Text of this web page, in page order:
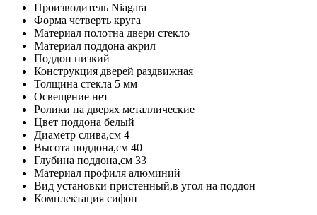
Производитель Niagara
Форма четверть круга
Материал полотна двери стекло
Материал поддона акрил
Поддон низкий
Конструкция дверей раздвижная
Толщина стекла 5 мм
Освещение нет
Ролики на дверях металлические
Цвет поддона белый
Диаметр слива,см 4
Высота поддона,см 40
Глубина поддона,см 33
Материал профиля алюминий
Вид установки пристенный,в угол на поддон
Комплектация сифон